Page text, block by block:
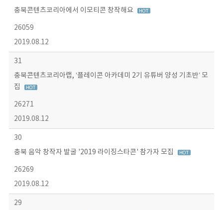
충북콘텐츠코리아에서 이모티콘 창작해요
26059
2019.08.12
31
충북콘텐츠코리아랩, ‘플레이콘 아카데미 2기 유튜버 양성 기초반’ 모
집
26271
2019.08.12
30
충북 음악 창작자 발굴 '2019 라이징스타콘' 참가자 모집
26269
2019.08.12
29